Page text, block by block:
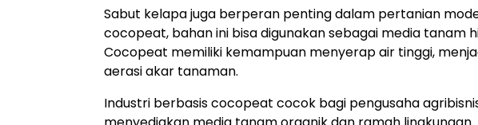
Sabut kelapa juga berperan penting dalam pertanian
cocopeat, bahan ini bisa digunakan sebagai media tanam
Cocopeat memiliki kemampuan menyerap air tinggi,
aerasi akar tanaman.
Industri berbasis cocopeat cocok bagi pengusaha